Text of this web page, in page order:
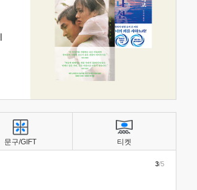
3/5
문구/GIFT 티켓